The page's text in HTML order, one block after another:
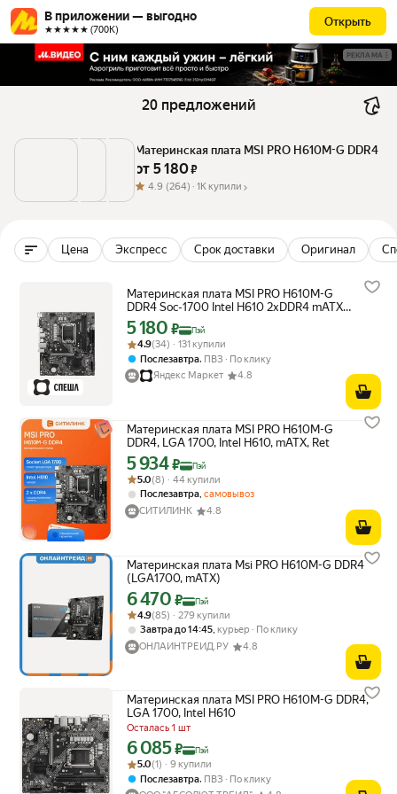
В приложении — выгодно
★★★★★ (700К)
Открыть
РЕКЛАМА
20 предложений
Материнская плата MSI PRO H610M-G DDR4
от 5 180 ₽
4.9 (264) · 1K купили
Цена Экспресс Срок доставки Оригинал
Материнская плата MSI PRO H610M-G
DDR4 Soc-1700 Intel H610 2xDDR4 mATX
AC`97 8ch(7.1) GbLAN+VGA+HDMI
Цена с картой Яндекс Пэй 5180 ₽ вместо
5 180 ₽ Пэй
Рейтинг товара: 4.9 из 5
Оценок: (34) · 131 купили
4.9(34) · 131 купили
Послезавтра, ПВЗ
По клику
Яндекс Маркет
4.8
Материнская плата MSI PRO H610M-G
DDR4, LGA 1700, Intel H610, mATX, Ret
Цена с картой Яндекс Пэй 5934 ₽ вместо
5 934₽ Пэй
Рейтинг товара: 5.0 из 5
Оценок: (8) · 44 купили
5.0(8) · 44 купили
Послезавтра, самовывоз
СИТИЛИНК
4.8
Материнская плата Msi PRO H610M-G DDR4
(LGA1700, mATX)
Цена с картой Яндекс Пэй 6470 ₽ вместо
6 470 ₽ Пэй
Рейтинг товара: 4.9 из 5
Оценок: (85) · 279 купили
4.9(85) · 279 купили
Завтра до 14:45 курьер
По клику
ОНЛАЙНТРЕЙД.РУ
4.8
Материнская плата MSI PRO H610M-G DDR4,
LGA 1700, Intel H610
Осталась 1 шт
Цена с картой Яндекс Пэй 6085 ₽ вместо
6 085₽ Пэй
Рейтинг товара: 5.0 из 5
Оценок: (1) · 9 купили
5.0(1) · 9 купили
Послезавтра, ПВЗ
По клику